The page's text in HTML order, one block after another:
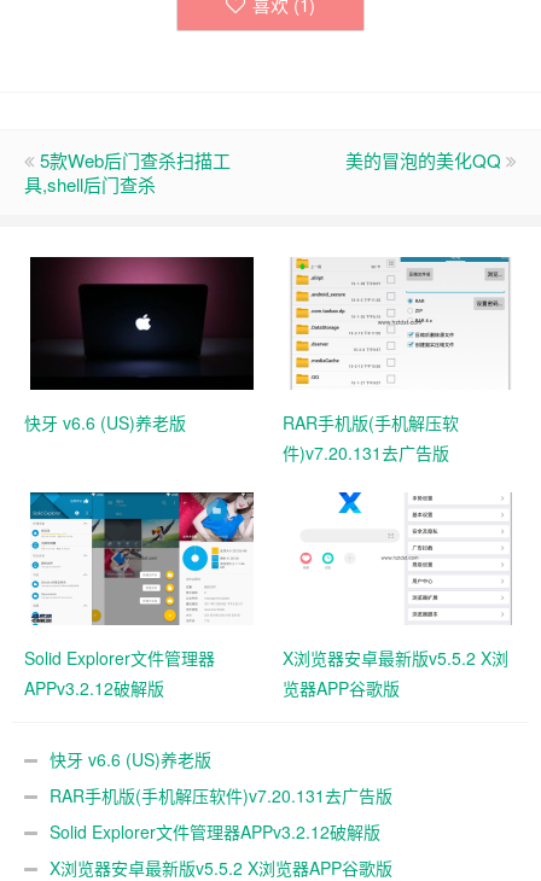
5款Web后门查杀扫描工
具,shell后门查杀
美的冒泡的美化QQ
快牙 v6.6 (US)养老版
RAR手机版(手机解压软
件)v7.20.131去广告版
Solid Explorer文件管理器
APPv3.2.12破解版
X浏览器安卓最新版v5.5.2 X浏
览器APP谷歌版
快牙 v6.6 (US)养老版
RAR手机版(手机解压软件)v7.20.131去广告版
Solid Explorer文件管理器APPv3.2.12破解版
X浏览器安卓最新版v5.5.2 X浏览器APP谷歌版